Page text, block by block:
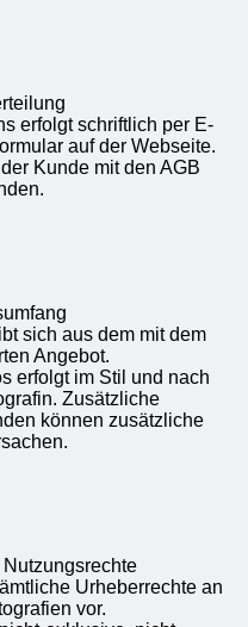
erfolgt schriftlich per E-
auf der Webseite.
Kunde mit den AGB
sich aus dem mit dem
Angebot.
erfolgt im Stil und nach
Zusätzliche
können zusätzliche
Urheberrechte an
vor.